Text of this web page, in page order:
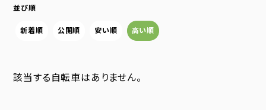
並び順
新着順 公開順 安い順 高い順
該当する自転車はありません。